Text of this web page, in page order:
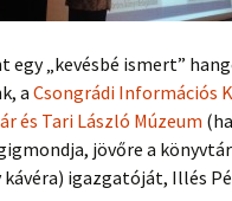
egy „kevésbé ismert”
a Csongrádi Információs
és Tari László Múzeum
jövőre a
kávéra) igazgatóját, Illés